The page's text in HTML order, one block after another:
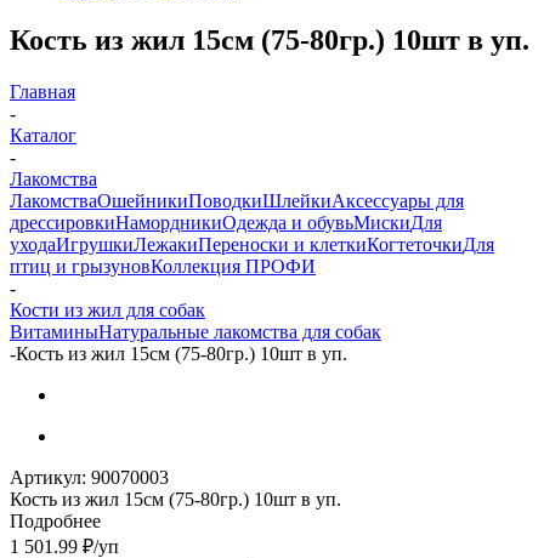
Кость из жил 15см (75-80гр.) 10шт в уп.
Главная
-
Каталог
-
Лакомства
ЛакомстваОшейникиПоводкиШлейкиАксессуары для
дрессировкиНамордникиОдежда и обувьМискиДля
уходаИгрушкиЛежакиПереноски и клеткиКогтеточкиДля
птиц и грызуновКоллекция ПРОФИ
-
Кости из жил для собак
ВитаминыНатуральные лакомства для собак
-Кость из жил 15см (75-80гр.) 10шт в уп.
Артикул: 90070003
Кость из жил 15см (75-80гр.) 10шт в уп.
Подробнее
1 501.99 ₽/уп